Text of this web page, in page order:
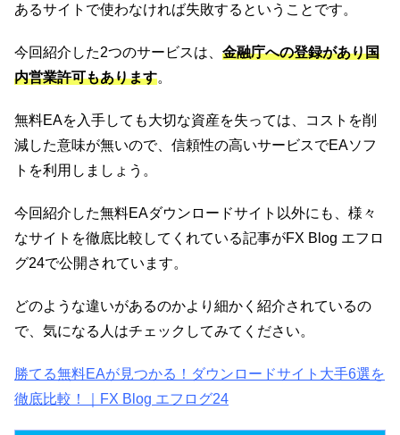
あるサイトで使わなければ失敗するということです。
今回紹介した2つのサービスは、 金融庁への登録があり国
内営業許可もあります。
無料EAを入手しても大切な資産を失っては、コストを削
減した意味が無いので、信頼性の高いサービスでEAソフ
トを利用しましょう。
今回紹介した無料EAダウンロードサイト以外にも、様々
なサイトを徹底比較してくれている記事がFX Blog エフロ
グ24で公開されています。
どのような違いがあるのかより細かく紹介されているの
で、気になる人はチェックしてみてください。
勝てる無料EAが見つかる！ダウンロードサイト大手6選を
徹底比較！｜FX Blog エフログ24